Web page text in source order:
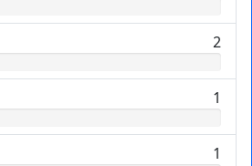
2
1
1